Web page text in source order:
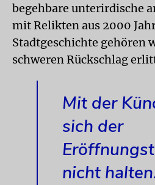
begehbare unterirdische
mit Relikten aus 2000
Stadtgeschichte gehören
schweren Rückschlag
Mit der
sich der
nicht